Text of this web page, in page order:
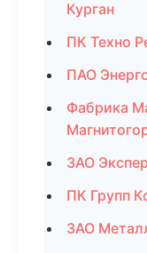
Курган
ПК Техно
ПАО
Фабрика
ЗАО
ПК Групп
ЗАО